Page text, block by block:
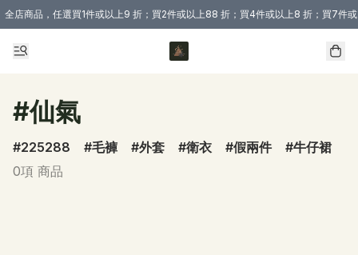
全店商品，任選買1件或以上9 折；買2件或以上88 折；買4件或以上8 折；買7件
購買 3 件商品或以上即享免運費優惠！（適用於 本地送貨、本地取貨 )
#仙氣
225288 毛褲 外套 衛衣 假兩件 牛仔裙
0項 商品